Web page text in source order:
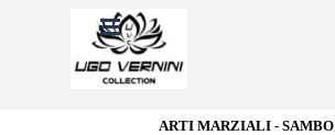
Salta menù
ARTI MARZIALI - SAMBO